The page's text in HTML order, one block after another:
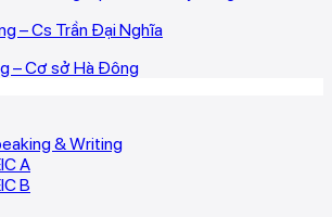
– Cs Trần Đại Nghĩa
– Cơ sở Hà Đông
& Writing
A
B